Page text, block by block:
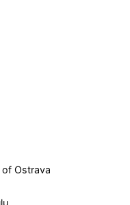
of Ostrava